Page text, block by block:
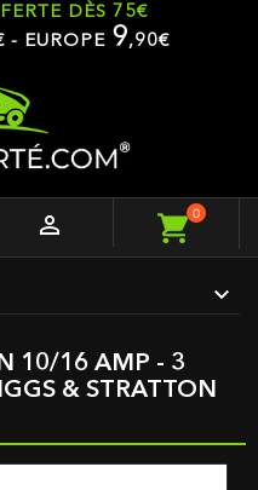
DÈS 75€
- EUROPE 9,90€
 0
10/16 AMP - 3
& STRATTON